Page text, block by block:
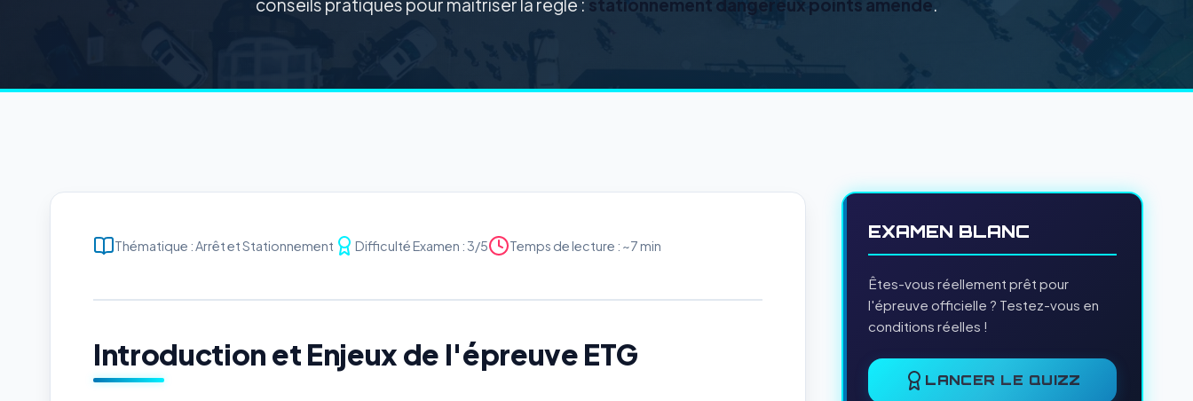
conseils pratiques pour maîtriser la règle : stationnement dangereux points amende.
Thématique : Arrêt et Stationnement Difficulté Examen : 3/5 Temps de lecture : ~7 min
Introduction et Enjeux de l'épreuve ETG
EXAMEN BLANC
Êtes-vous réellement prêt pour
l'épreuve officielle ? Testez-vous en
conditions réelles !
LANCER LE QUIZZ